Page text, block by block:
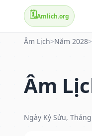
🗓️Amlich.org
Âm Lịch>Năm 2028>
Âm
Ngày Kỷ Sửu,